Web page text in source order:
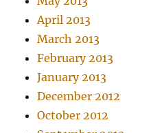
April 2013
March 2013
February 2013
January 2013
December 2012
October 2012